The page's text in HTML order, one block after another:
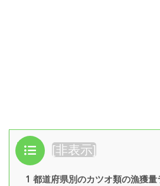
目次 [非表示]
1 都道府県別のカツオ類の漁獲量